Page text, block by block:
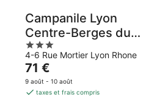
Campanile Lyon
Centre-Berges du
Rhône
3
out
of
5
4-6 Rue Mortier Lyon Rhone
Le
prix
est
71 €
9 août - 10 août
taxes et frais compris